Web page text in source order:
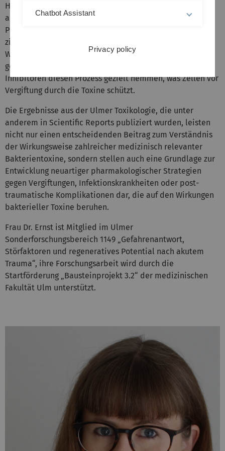
Hsp70, ein Chaperon in Säugetierzellen, bindet spezifisch
an bestimmte strukturelle Domänen bakterieller
Proteintoxine, was offenbar die Toxine in das Zellinnere
zieht und die Zelle zerstört. Gemeinsam mit
Wissenschaftlern der Universität Halle/Saale wurde
gezeigt, dass neuartige pharmakologische Hsp70-
Inhibitoren diesen Prozess gezielt hemmen, was Zellen vor
Vergiftung durch die Toxine schützt.
Die Ergebnisse aus der Ulmer Toxikologie, die unter
anderem in Scientific Reports publiziert wurden, leisten
nicht nur einen entscheidenden Beitrag zum Verständnis
der Wirkungsweise zahlreicher medizinisch relevanter
Bakterientoxine, sondern stellen auch eine Grundlage zur
Entwicklung neuartiger pharmakologischer Strategien
gegen Vergiftungen, Infektionskrankheiten oder post-
traumatische Komplikationen dar, die auf den Wirkungen
bakterieller Toxine beruhen.
Frau Dr. Ernst ist Mitglied im Ulmer
Sonderforschungsbereich 1149 „Gefahrenantwort,
Störfaktoren und regeneratives Potential nach akutem
Trauma“, ihre Forschungsarbeit wird durch die
Startförderung „Bausteinprojekt 3.2“ der medizinischen
Fakultät Ulm unterstützt.
Chatbot Assistant
Privacy policy